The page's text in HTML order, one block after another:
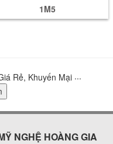
1M5
...
NGHỆ HOÀNG GIA